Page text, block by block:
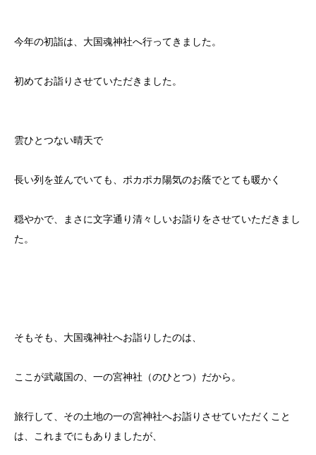
今年の初詣は、大国魂神社へ行ってきました。
初めてお詣りさせていただきました。
雲ひとつない晴天で
長い列を並んでいても、ポカポカ陽気のお蔭でとても暖かく
穏やかで、まさに文字通り清々しいお詣りをさせていただきまし
た。
そもそも、大国魂神社へお詣りしたのは、
ここが武蔵国の、一の宮神社（のひとつ）だから。
旅行して、その土地の一の宮神社へお詣りさせていただくこと
は、これまでにもありましたが、